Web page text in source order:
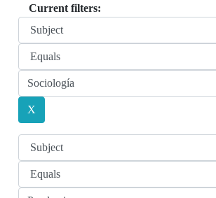
Current filters: